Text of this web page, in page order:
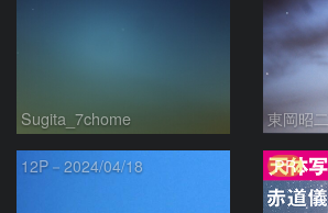
Sugita_7chome 東岡昭二
12P－2024/04/18 PR